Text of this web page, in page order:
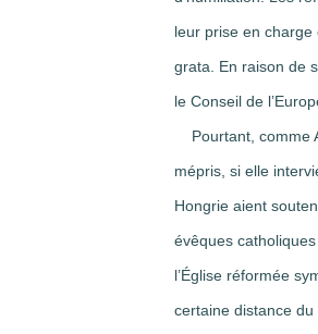
leur prise en
grata. En raison de
le Conseil de
Pourtant, comme
mépris, si elle
Hongrie aient
évêques
l’Église réformée
certaine distance du